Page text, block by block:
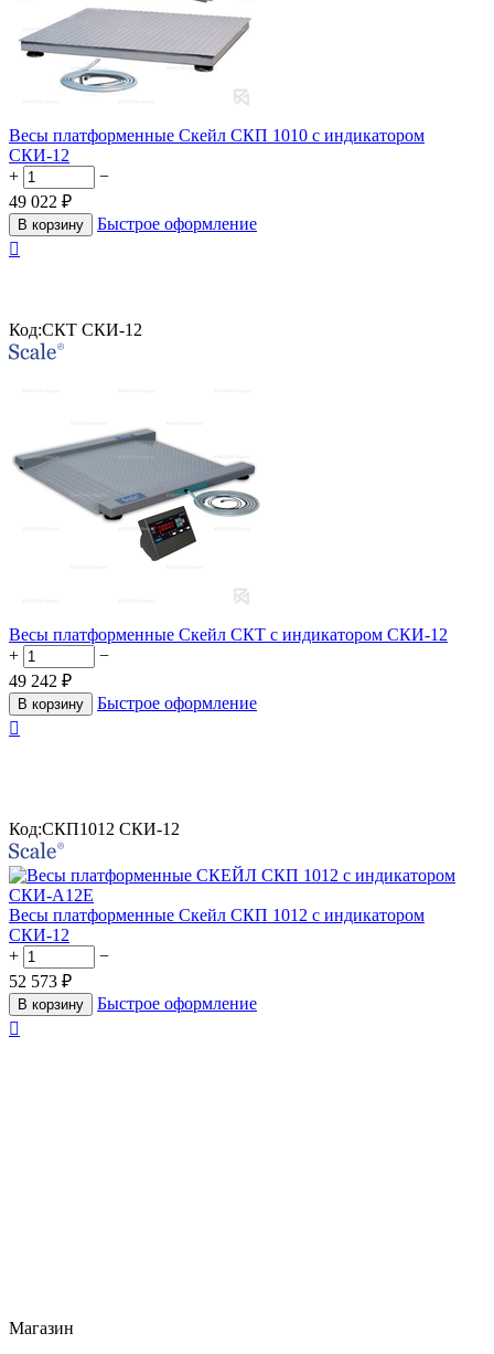
Весы платформенные Скейл СКП 1010 с индикатором
СКИ-12
+
−
49 022 ₽
В корзину
Быстрое оформление

Код:СКТ СКИ-12
Весы платформенные Скейл СКТ с индикатором СКИ-12
+
−
49 242 ₽
В корзину
Быстрое оформление

Код:СКП1012 СКИ-12
Весы платформенные Скейл СКП 1012 с индикатором
СКИ-12
+
−
52 573 ₽
В корзину
Быстрое оформление

Магазин